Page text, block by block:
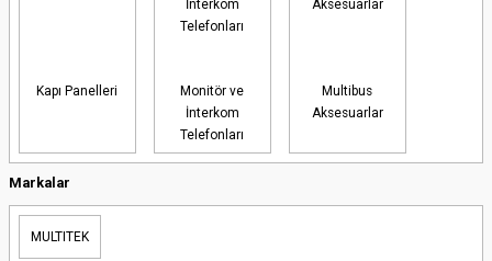
Kapı Panelleri
Monitör ve
İnterkom
Telefonları
Multibus
Aksesuarlar
Markalar
MULTITEK